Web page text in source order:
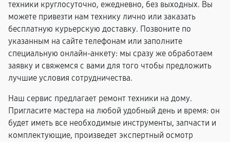
техники круглосуточно, ежедневно, без выходных. Вы
можете привезти нам технику лично или заказать
бесплатную курьерскую доставку. Позвоните по
указанным на сайте телефонам или заполните
специальную онлайн-анкету: мы сразу же обработаем
заявку и свяжемся с вами для того чтобы предложить
лучшие условия сотрудничества.
Наш сервис предлагает ремонт техники на дому.
Пригласите мастера на любой удобный день и время: он
будет иметь все необходимые инструменты, запчасти и
комплектующие, произведет экспертный осмотр